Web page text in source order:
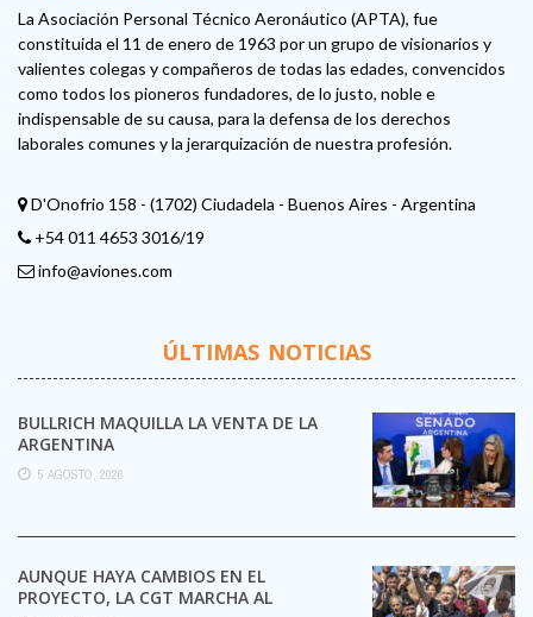
La Asociación Personal Técnico Aeronáutico (APTA), fue
constituida el 11 de enero de 1963 por un grupo de visionarios y
valientes colegas y compañeros de todas las edades, convencidos
como todos los pioneros fundadores, de lo justo, noble e
indispensable de su causa, para la defensa de los derechos
laborales comunes y la jerarquización de nuestra profesión.
D'Onofrio 158 - (1702) Ciudadela - Buenos Aires - Argentina
+54 011 4653 3016/19
info@aviones.com
ÚLTIMAS NOTICIAS
BULLRICH MAQUILLA LA VENTA DE LA
ARGENTINA
5 AGOSTO, 2026
AUNQUE HAYA CAMBIOS EN EL
PROYECTO, LA CGT MARCHA AL